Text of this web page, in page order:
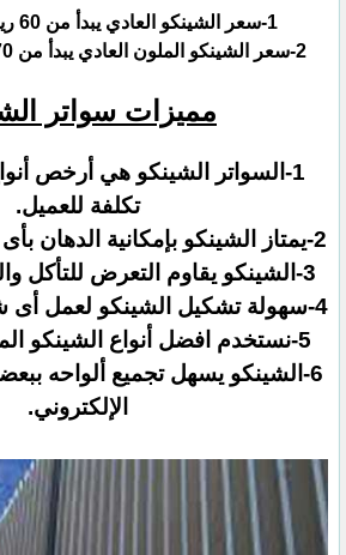
1-سعر الشينكو العادي يبدأ من 60 ريال للمتر المربع.
2-سعر الشينكو الملون العادي يبدأ من 70 ريال للمتر المربع.
مميزات سواتر
1-السواتر الشينكو هي أرخص
تكلفة للعميل.
2-يمتاز الشينكو بإمكانية الدهان بأى لون يطلبه العميل.
3-الشينكو يقاوم التعرض للتأكل والتلف بدرجة عالية.
4-سهولة تشكيل الشينكو لعمل أى شكل يطلبه العميل.
5-نستخدم افضل أنواع الشينكو المجلفن والمدهون.
6-الشينكو يسهل تجميع ألواحه
الإلكتروني.